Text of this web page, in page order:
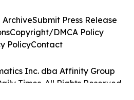
Inc. dba Affinity Group
Times. All Rights Reserved.
ArchiveSubmit Press Release
Copyright/DMCA Policy
PolicyContact